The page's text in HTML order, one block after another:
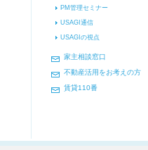
PM管理セミナー
USAGI通信
USAGIの視点
家主相談窓口
不動産活用をお考えの方
賃貸110番